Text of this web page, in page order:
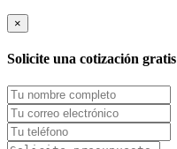
×
Solicite una cotización gratis